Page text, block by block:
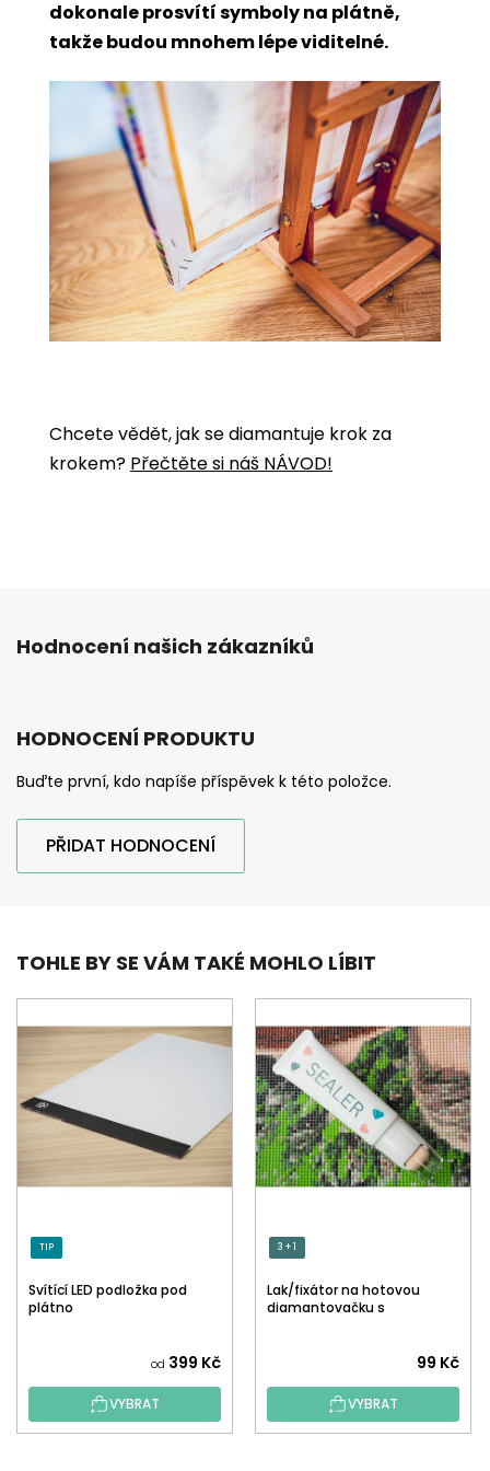
dokonale prosvítí symboly na plátně,
takže budou mnohem lépe viditelné.
Chcete vědět, jak se diamantuje krok za
krokem? Přečtěte si náš NÁVOD!
Hodnocení našich zákazníků
HODNOCENÍ PRODUKTU
Buďte první, kdo napíše příspěvek k této položce.
PŘIDAT HODNOCENÍ
TOHLE BY SE VÁM TAKÉ MOHLO LÍBIT
TIP
Svítící LED podložka pod
plátno
od 399 Kč
VYBRAT
3 + 1
Lak/fixátor na hotovou
diamantovačku s
hodnocení
produktu
je
99 Kč
VYBRAT